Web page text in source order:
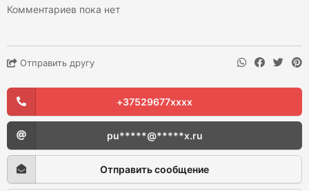
Комментариев пока нет
Отправить другу
+37529677xxxx
pu*****@*****x.ru
Отправить сообщение